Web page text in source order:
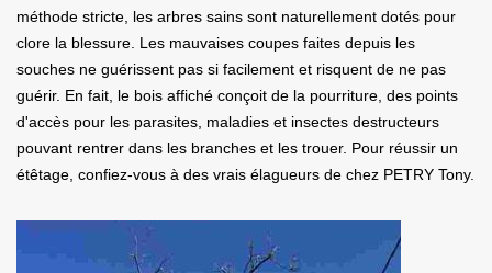
méthode stricte, les arbres sains sont naturellement dotés pour
clore la blessure. Les mauvaises coupes faites depuis les
souches ne guérissent pas si facilement et risquent de ne pas
guérir. En fait, le bois affiché conçoit de la pourriture, des points
d'accès pour les parasites, maladies et insectes destructeurs
pouvant rentrer dans les branches et les trouer. Pour réussir un
étêtage, confiez-vous à des vrais élagueurs de chez PETRY Tony.